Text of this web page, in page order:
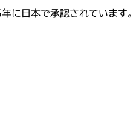
に日本で承認されています。